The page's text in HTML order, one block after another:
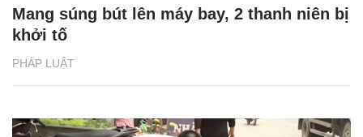
PHÁP LUẬT
Mang súng bút lên máy bay, 2 thanh niên bị
khởi tố